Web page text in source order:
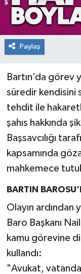
Paylaş
Bartın’da görev
süredir kendisini
tehdit ile
şahıs hakkında
Başsavcılığı
kapsamında
mahkemece
BARTIN
Olayın ardından
Baro Başkanı
kamu görevine
kullandı:
"Avukat,